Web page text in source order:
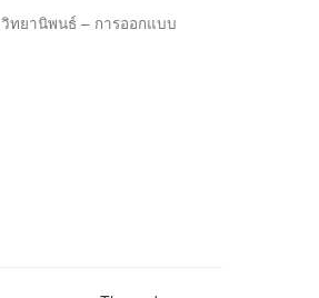
วิทยานิพนธ์ – การออกแบบ